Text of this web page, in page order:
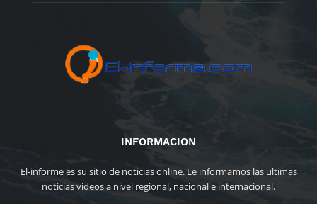
INFORMACION
El-informe es su sitio de noticias online. Le informamos las ultimas
noticias videos a nivel regional, nacional e internacional.